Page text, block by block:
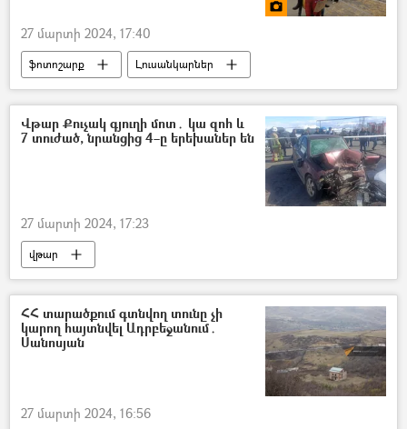
27 մարտի 2024, 17:40
ֆոտոշարք
Լուսանկարներ
Լուսանկար
Բրյուսել
Վթար Քուչակ գյուղի մոտ․ կա զոհ և
7 տուժած, նրանցից 4–ը երեխաներ են
27 մարտի 2024, 17:23
վթար
Վթար, պատահար, սպանություն, գողություն
Տուժածներ
Զոհ
Արագածոտնի մարզ
ՀՀ տարածքում գտնվող տունը չի
կարող հայտնվել Ադրբեջանում․
Սանոսյան
27 մարտի 2024, 16:56